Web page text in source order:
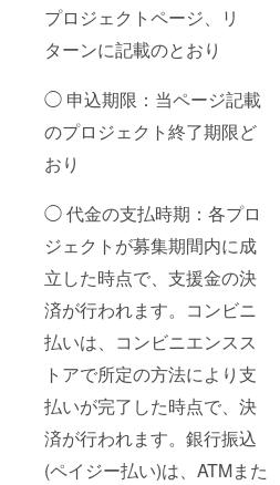
プロジェクトページ、リ
ターンに記載のとおり
◯ 申込期限：当ページ記載
のプロジェクト終了期限ど
おり
◯ 代金の支払時期：各プロ
ジェクトが募集期間内に成
立した時点で、支援金の決
済が行われます。コンビニ
払いは、コンビニエンスス
トアで所定の方法により支
払いが完了した時点で、決
済が行われます。銀行振込
(ペイジー払い)は、ATMまた